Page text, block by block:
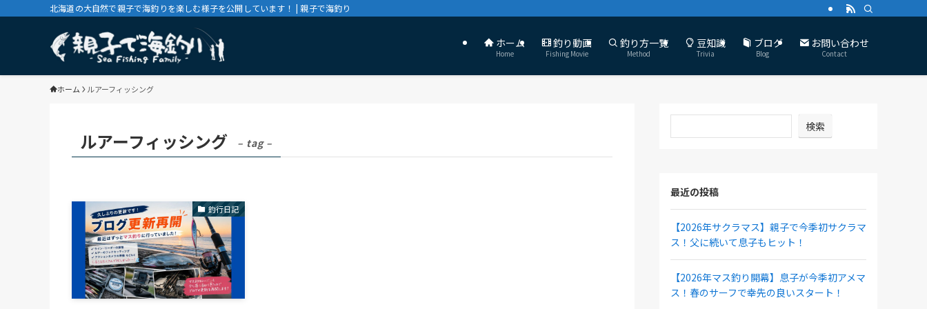
北海道の大自然で親子で海釣りを楽しむ様子を公開しています！ | 親子で海釣り
ホーム
Home
釣り動画
Fishing Movie
釣り方一覧
Method
豆知識
Trivia
ブログ
Blog
お問い合わせ
Contact
ホーム ルアーフィッシング
ルアーフィッシング – tag –
釣行日記
検索
最近の投稿
【2026年サクラマス】親子で今季初サクラマ
ス！父に続いて息子もヒット！
【2026年マス釣り開幕】息子が今季初アメマ
ス！春のサーフで幸先の良いスタート！